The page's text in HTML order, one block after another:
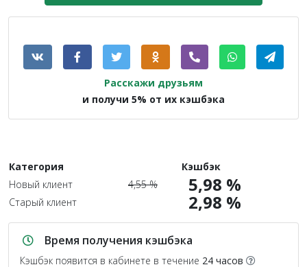
Расскажи друзьям
и получи 5% от их кэшбэка
Категория
Кэшбэк
Новый клиент
4,55 % 5,98 %
Старый клиент 2,98 %
Время получения кэшбэка
Кэшбэк появится в кабинете в течение 24 часов